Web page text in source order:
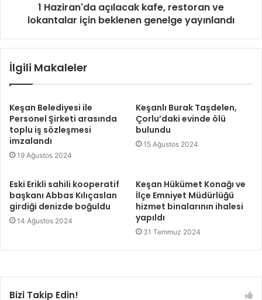
1 Haziran'da açılacak kafe, restoran ve
lokantalar için beklenen genelge yayınlandı
İlgili Makaleler
Keşan Belediyesi ile
Personel Şirketi arasında
toplu iş sözleşmesi
imzalandı
19 Ağustos 2024
Keşanlı Burak Taşdelen,
Çorlu’daki evinde ölü
bulundu
15 Ağustos 2024
Eski Erikli sahili kooperatif
başkanı Abbas Kılıçaslan
girdiği denizde boğuldu
14 Ağustos 2024
Keşan Hükümet Konağı ve
İlçe Emniyet Müdürlüğü
hizmet binalarının ihalesi
yapıldı
31 Temmuz 2024
Bizi Takip Edin!